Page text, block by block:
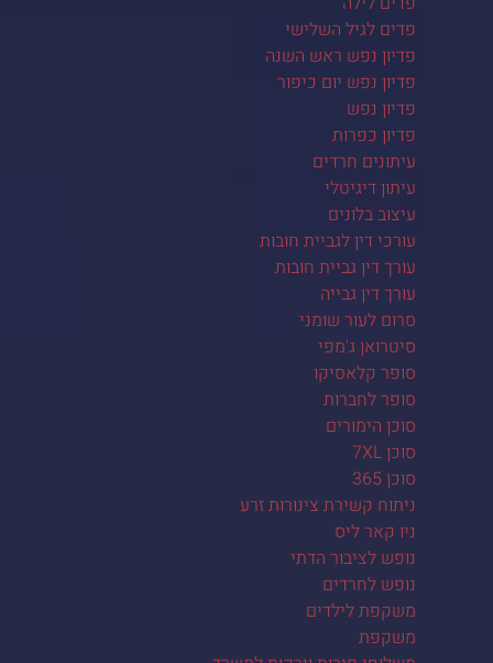
פדים לגיל השלישי
פדיון נפש ראש השנה
פדיון נפש יום כיפור
פדיון נפש
פדיון כפרות
עיתונים חרדים
עיתון דיגיטלי
עיצוב בלונים
עורכי דין לגביית חובות
עורך דין גביית חובות
עורך דין גבייה
סרום לעור שומני
סיטרואן ג'מפי
סופר קלאסיקו
סופר לחברות
סוכן הימורים
סוכן 7XL
סוכן 365
ניתוח קשירת צינורות זרע
ניו קאר ליס
נופש לציבור הדתי
נופש לחרדים
משקפת לילדים
משקפת